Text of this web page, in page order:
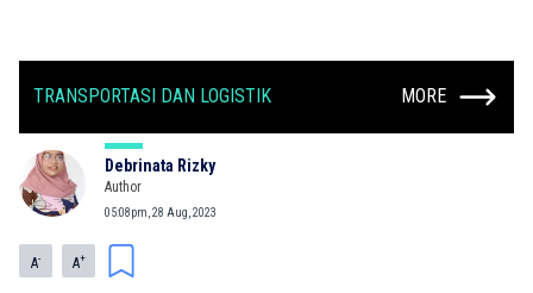
TRANSPORTASI DAN LOGISTIK MORE
Debrinata Rizky
Author
05:08pm, 28 Aug, 2023
A- A+